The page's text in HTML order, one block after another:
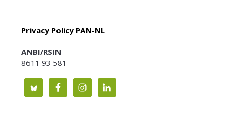
Privacy Policy PAN-NL
ANBI/RSIN
8611 93 581